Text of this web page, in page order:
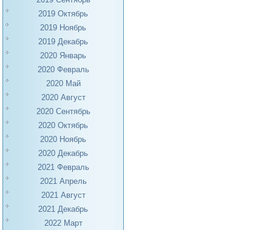
2019 Октябрь
2019 Ноябрь
2019 Декабрь
2020 Январь
2020 Февраль
2020 Май
2020 Август
2020 Сентябрь
2020 Октябрь
2020 Ноябрь
2020 Декабрь
2021 Февраль
2021 Апрель
2021 Август
2021 Декабрь
2022 Март